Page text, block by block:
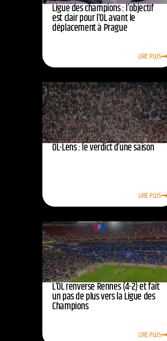
Ligue des champions : l’objectif
est clair pour l’OL avant le
déplacement à Prague
LIRE PLUS
OL-Lens : le verdict d’une saison
LIRE PLUS
L’OL renverse Rennes (4-2) et fait
un pas de plus vers la Ligue des
Champions
LIRE PLUS